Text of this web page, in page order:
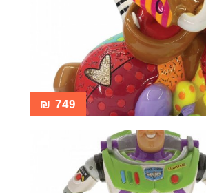
749
₪